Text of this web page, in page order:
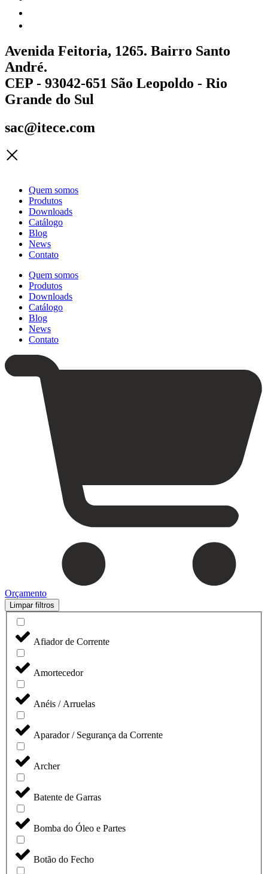
Avenida Feitoria, 1265. Bairro Santo
André.
CEP - 93042-651 São Leopoldo - Rio
Grande do Sul
sac@itece.com
Quem somos
Produtos
Downloads
Catálogo
Blog
News
Contato
Quem somos
Produtos
Downloads
Catálogo
Blog
News
Contato
Orçamento
Limpar filtros
Afiador de Corrente
Amortecedor
Anéis / Arruelas
Aparador / Segurança da Corrente
Archer
Batente de Garras
Bomba do Óleo e Partes
Botão do Fecho